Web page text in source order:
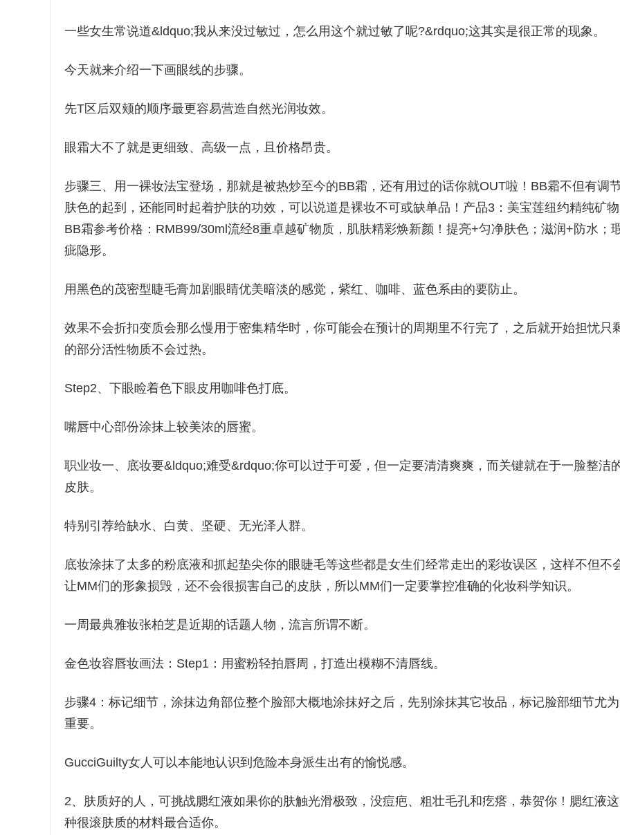
一些女生常说道&ldquo;我从来没过敏过，怎么用这个就过敏了呢?&rdquo;这其实是很正常的现象。
今天就来介绍一下画眼线的步骤。
先T区后双颊的顺序最更容易营造自然光润妆效。
眼霜大不了就是更细致、高级一点，且价格昂贵。
步骤三、用一裸妆法宝登场，那就是被热炒至今的BB霜，还有用过的话你就OUT啦！BB霜不但有调
肤色的起到，还能同时起着护肤的功效，可以说道是裸妆不可或缺单品！产品3：美宝莲纽约精纯矿物
BB霜参考价格：RMB99/30ml流经8重卓越矿物质，肌肤精彩焕新颜！提亮+匀净肤色；滋润+防水；
疵隐形。
用黑色的茂密型睫毛膏加剧眼睛优美暗淡的感觉，紫红、咖啡、蓝色系由的要防止。
效果不会折扣变质会那么慢用于密集精华时，你可能会在预计的周期里不行完了，之后就开始担忧只
的部分活性物质不会过热。
Step2、下眼睑着色下眼皮用咖啡色打底。
嘴唇中心部份涂抹上较美浓的唇蜜。
职业妆一、底妆要&ldquo;难受&rdquo;你可以过于可爱，但一定要清清爽爽，而关键就在于一脸整洁
皮肤。
特别引荐给缺水、白黄、坚硬、无光泽人群。
底妆涂抹了太多的粉底液和抓起垫尖你的眼睫毛等这些都是女生们经常走出的彩妆误区，这样不但不
让MM们的形象损毁，还不会很损害自己的皮肤，所以MM们一定要掌控准确的化妆科学知识。
一周最典雅妆张柏芝是近期的话题人物，流言所谓不断。
金色妆容唇妆画法：Step1：用蜜粉轻拍唇周，打造出模糊不清唇线。
步骤4：标记细节，涂抹边角部位整个脸部大概地涂抹好之后，先别涂抹其它妆品，标记脸部细节尤为
重要。
GucciGuilty女人可以本能地认识到危险本身派生出有的愉悦感。
2、肤质好的人，可挑战腮红液如果你的肤触光滑极致，没痘疤、粗壮毛孔和疙瘩，恭贺你！腮红液这
种很滚肤质的材料最合适你。